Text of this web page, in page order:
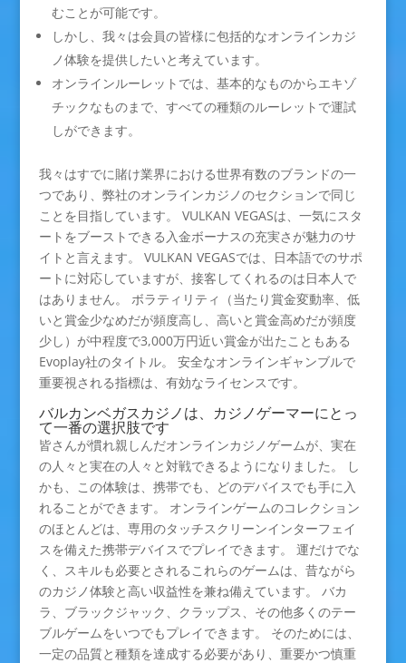
むことが可能です。
しかし、我々は会員の皆様に包括的なオンラインカジ
ノ体験を提供したいと考えています。
オンラインルーレットでは、基本的なものからエキゾ
チックなものまで、すべての種類のルーレットで運試
しができます。
我々はすでに賭け業界における世界有数のブランドの一
つであり、弊社のオンラインカジノのセクションで同じ
ことを目指しています。 VULKAN VEGASは、一気にスタ
ートをブーストできる入金ボーナスの充実さが魅力のサ
イトと言えます。 VULKAN VEGASでは、日本語でのサポ
ートに対応していますが、接客してくれるのは日本人で
はありません。 ボラティリティ（当たり賞金変動率、低
いと賞金少なめだが頻度高し、高いと賞金高めだが頻度
少し）が中程度で3,000万円近い賞金が出たこともある
Evoplay社のタイトル。 安全なオンラインギャンブルで
重要視される指標は、有効なライセンスです。
バルカンベガスカジノは、カジノゲーマーにとっ
て一番の選択肢です
皆さんが慣れ親しんだオンラインカジノゲームが、実在
の人々と実在の人々と対戦できるようになりました。 し
かも、この体験は、携帯でも、どのデバイスでも手に入
れることができます。 オンラインゲームのコレクション
のほとんどは、専用のタッチスクリーンインターフェイ
スを備えた携帯デバイスでプレイできます。 運だけでな
く、スキルも必要とされるこれらのゲームは、昔ながら
のカジノ体験と高い収益性を兼ね備えています。 バカ
ラ、ブラックジャック、クラップス、その他多くのテー
ブルゲームをいつでもプレイできます。 そのためには、
一定の品質と種類を達成する必要があり、重要かつ慎重